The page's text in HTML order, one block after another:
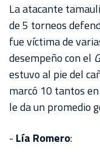
La atacante
de 5 torneos
fue víctima de
desempeño con el
estuvo al pie del
marcó 10 tantos
le da un promedio
- Lía Romero: